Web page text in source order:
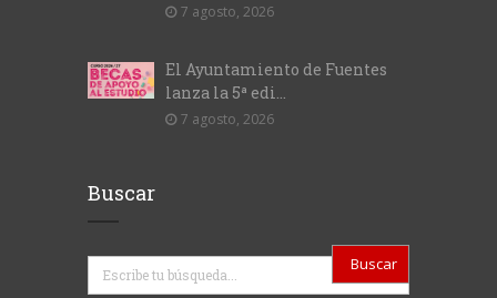
7 agosto, 2026
El Ayuntamiento de Fuentes
lanza la 5ª edi...
7 agosto, 2026
Buscar
Buscar